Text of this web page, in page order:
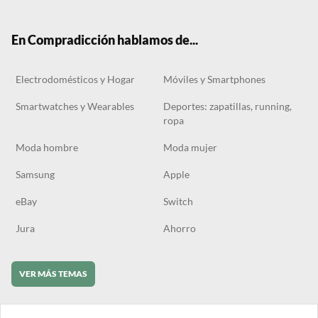
En Compradicción hablamos de...
Electrodomésticos y Hogar Móviles y Smartphones
Smartwatches y Wearables
Deportes: zapatillas, running,
ropa
Moda hombre Moda mujer
Samsung Apple
eBay Switch
Jura Ahorro
VER MÁS TEMAS